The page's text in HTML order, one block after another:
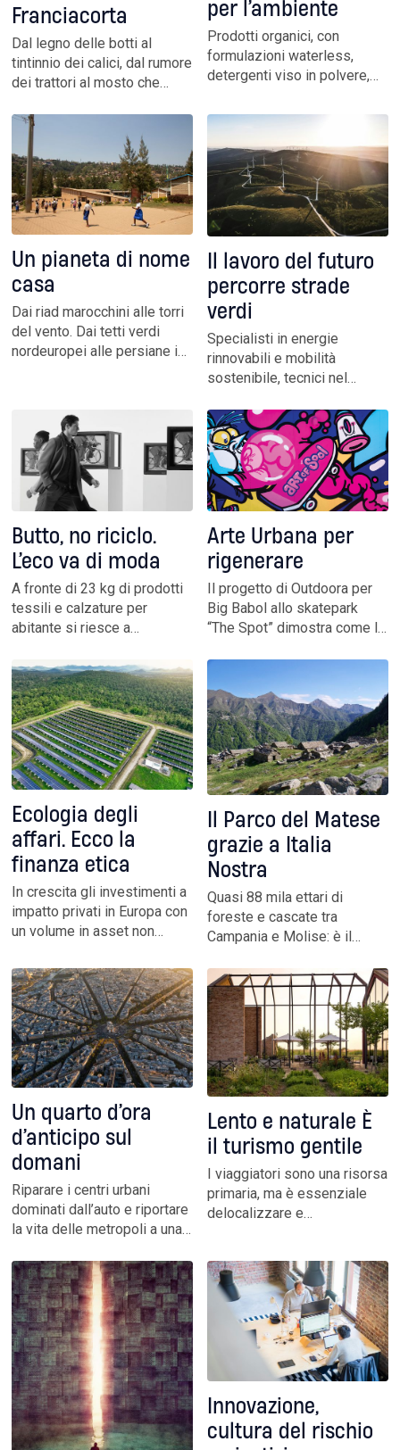
Franciacorta
Dal legno delle botti al
tintinnio dei calici, dal rumore
dei trattori al mosto che
“strumenti” con i quali Max
Casacci (Subsonica) ha
realizzato il suo ultimo
lavoro. Frutto dell’ascolto
della natura e del lavoro nei
campi
per l’ambiente
Prodotti organici, con
formulazioni waterless,
detergenti viso in polvere,
biodegradabili. I brand bio e
di vendita superiori al 60 per
cento. Consumatori più
informati e consapevoli
Un pianeta di nome
casa
Dai riad marocchini alle torri
del vento. Dai tetti verdi
nordeuropei alle persiane in
dell’edilizia sostenibile. Ma
è importante anche costruire
meno
Il lavoro del futuro
percorre strade
verdi
Specialisti in energie
rinnovabili e mobilità
sostenibile, tecnici nel
rigenerativa, architetti
impegnati in progetti a
basso impatto ambientale.
Sono solo alcune delle
nuove professioni legate
alla filosofia green
Butto, no riciclo.
L’eco va di moda
A fronte di 23 kg di prodotti
tessili e calzature per
abitante si riesce a
stime europee dicono che
ne riutilizziamo solo l’1 per
cento. Dai filati al cuoio,
esempi di realtà che danno
nuova vita ai resti di
produzione
Arte Urbana per
rigenerare
Il progetto di Outdoora per
Big Babol allo skatepark
“The Spot” dimostra come la
diventare azione concreta e
lasciare un impatto reale sui
territori
Ecologia degli
affari. Ecco la
finanza etica
In crescita gli investimenti a
impatto privati in Europa con
un volume in asset non
190 miliardi di euro. “Il vero
passo è far capire che può
diventare un’opportunità di
sviluppo”, dice Stefano
Granata, presidente di Sia
Il Parco del Matese
grazie a Italia
Nostra
Quasi 88 mila ettari di
foreste e cascate tra
Campania e Molise: è il
battaglia dell’associazione
che ha così dato vita alla
venticinquesima area
protetta del Paese. Il
percorso continua. A
cominciare dagli Iblei
Un quarto d’ora
d’anticipo sul
domani
Riparare i centri urbani
dominati dall’auto e riportare
la vita delle metropoli a una
guida del lungo Senna, uno
dei cardini della città in 15
minuti. Un approccio made in
Italy che fa scuola in tutto il
mondo
Lento e naturale È
il turismo gentile
I viaggiatori sono una risorsa
primaria, ma è essenziale
delocalizzare e
di una ricchezza che rischia
di tradursi in un boomerang
per i territori e le stesse
imprese del comparto
Innovazione,
cultura del rischio